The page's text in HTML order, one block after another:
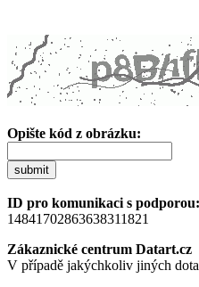
Opište kód z obrázku:
submit
ID pro komunikaci s podporou:
14841702863638311821
Zákaznické centrum Datart.cz
V případě jakýchkoliv jiných